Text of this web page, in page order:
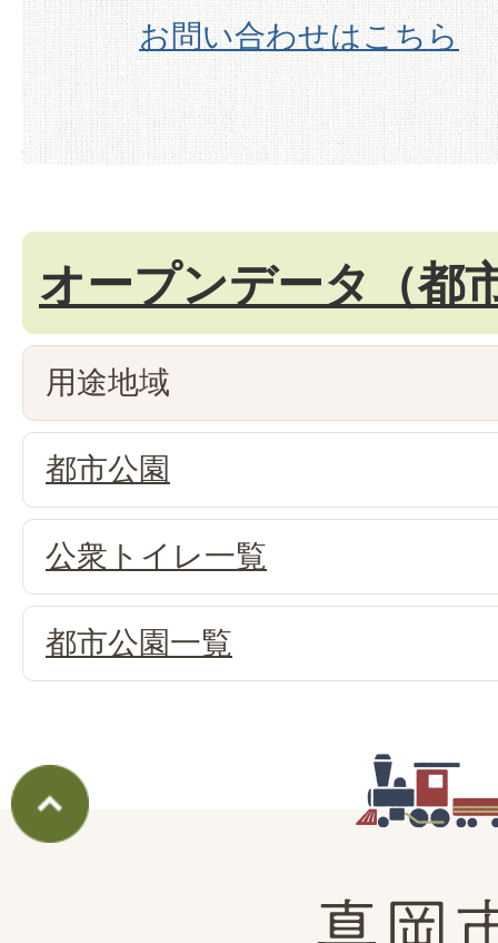
お問い合わせはこちら
オープンデータ（都
用途地域
都市公園
公衆トイレ一覧
都市公園一覧
真